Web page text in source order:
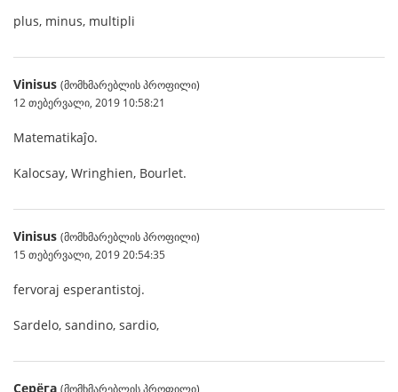
plus, minus, multipli
Vinisus (მომხმარებლის პროფილი)
12 თებერვალი, 2019 10:58:21
Matematikaĵo.
Kalocsay, Wringhien, Bourlet.
Vinisus (მომხმარებლის პროფილი)
15 თებერვალი, 2019 20:54:35
fervoraj esperantistoj.
Sardelo, sandino, sardio,
Серёга (მომხმარებლის პროფილი)